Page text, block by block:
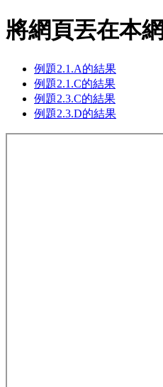
將網頁丟在本
例題2.1.A的結果
例題2.1.C的結果
例題2.3.C的結果
例題2.3.D的結果